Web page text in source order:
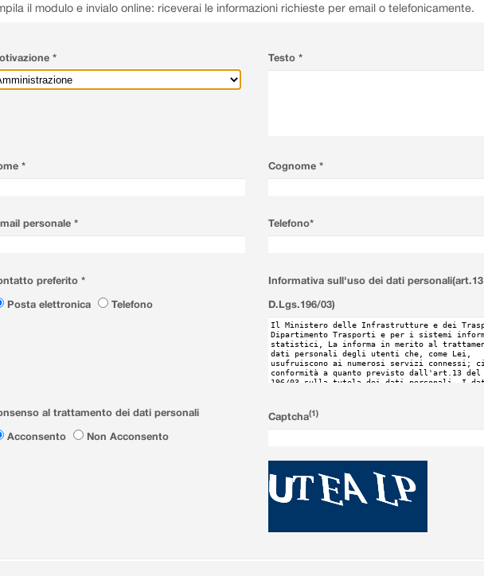
il modulo e invialo online: riceverai le informazioni richieste per email o telefonicamente.
* Testo *
* Cognome *
personale * Telefono*
preferito *
Posta elettronica
Telefono
Informativa sull'uso dei dati personali(art.13
D.Lgs.196/03)
al trattamento dei dati personali
Acconsento
Non Acconsento
Captcha(1)